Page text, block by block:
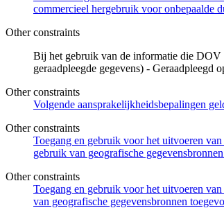
commercieel hergebruik voor onbepaalde
Other constraints
Bij het gebruik van de informatie die DOV
geraadpleegde gegevens) - Geraadpleegd
Other constraints
Volgende aansprakelijkheidsbepalingen
Other constraints
Toegang en gebruik voor het uitvoeren
gebruik van geografische
Other constraints
Toegang en gebruik voor het uitvoeren
van geografische gegevensbronnen